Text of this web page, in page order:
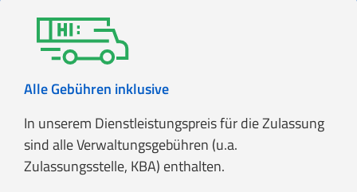
Alle Gebühren inklusive
In unserem Dienstleistungspreis für die Zulassung
sind alle Verwaltungsgebühren (u.a.
Zulassungsstelle, KBA) enthalten.